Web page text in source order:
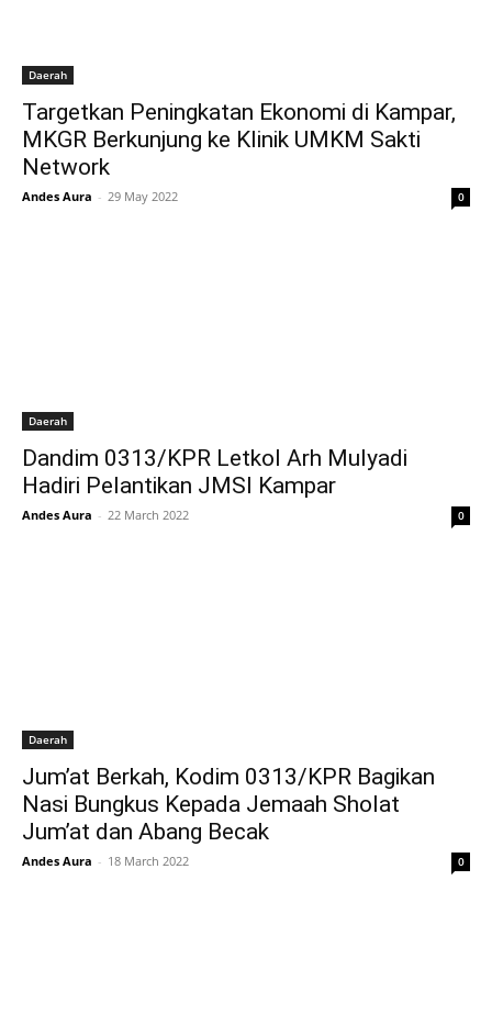
Daerah
Targetkan Peningkatan Ekonomi di Kampar,
MKGR Berkunjung ke Klinik UMKM Sakti
Network
Andes Aura - 29 May 2022 0
Daerah
Dandim 0313/KPR Letkol Arh Mulyadi
Hadiri Pelantikan JMSI Kampar
Andes Aura - 22 March 2022 0
Daerah
Jum’at Berkah, Kodim 0313/KPR Bagikan
Nasi Bungkus Kepada Jemaah Sholat
Jum’at dan Abang Becak
Andes Aura - 18 March 2022 0